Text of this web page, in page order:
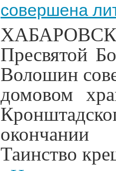
совершена
Пресвятой
Волошин
домовом
Таинство